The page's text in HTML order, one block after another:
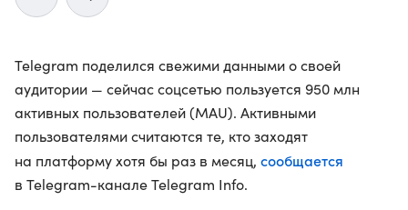
Telegram поделился свежими данными о своей
аудитории — сейчас соцсетью пользуется 950 млн
активных пользователей (MAU). Активными
пользователями считаются те, кто заходят
на платформу хотя бы раз в месяц, сообщается
в Telegram-канале Telegram Info.